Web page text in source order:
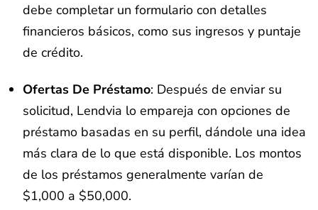
debe completar un formulario con detalles
financieros básicos, como sus ingresos y puntaje
de crédito.
Ofertas De Préstamo: Después de enviar su
solicitud, Lendvia lo empareja con opciones de
préstamo basadas en su perfil, dándole una idea
más clara de lo que está disponible. Los montos
de los préstamos generalmente varían de
$1,000 a $50,000.